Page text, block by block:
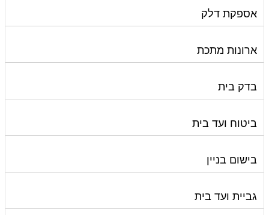
אספקת דלק
ארונות מתכת
בדק בית
ביטוח ועד בית
בישום בניין
גביית ועד בית